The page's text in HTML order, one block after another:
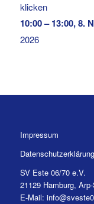
klicken
10:00– 13:00,8.
2026
Impressum
Datenschutzerklärung
SV Este 06/70 e.V.
21129 Hamburg,
E-Mail: